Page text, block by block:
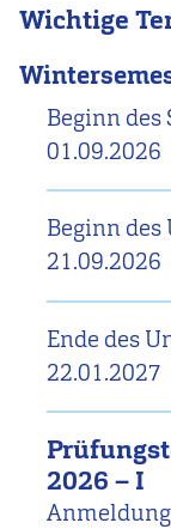
Wichtige
Beginn des
01.09.2026
Beginn
21.09.2026
Ende des
22.01.2027
2026 – I